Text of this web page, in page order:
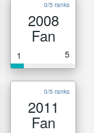
0/5 ranks
2008
Fan
1 5
0/5 ranks
2011
Fan